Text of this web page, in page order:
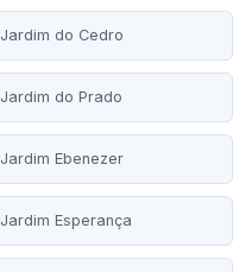
Jardim do Cedro
Jardim do Prado
Jardim Ebenezer
Jardim Esperança